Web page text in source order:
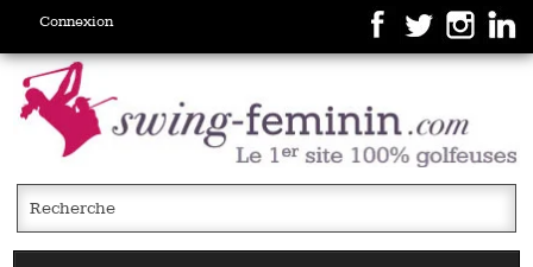
Connexion